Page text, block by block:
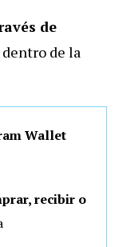
de
de la
Wallet
recibir o